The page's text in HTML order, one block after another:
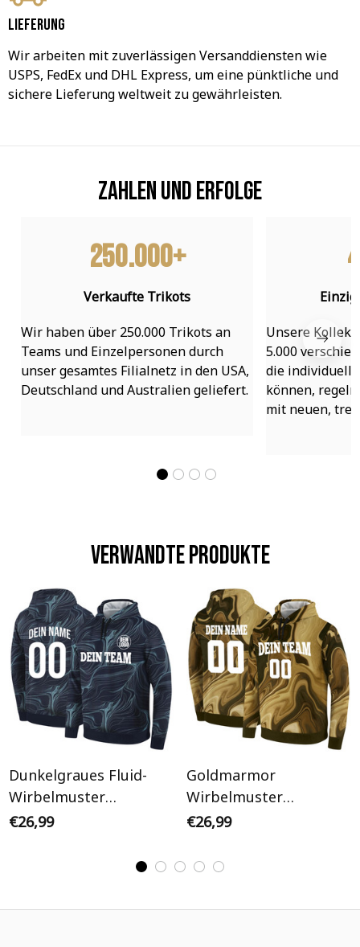
Lieferung
Wir arbeiten mit zuverlässigen Versanddiensten wie
USPS, FedEx und DHL Express, um eine pünktliche und
sichere Lieferung weltweit zu gewährleisten.
Zahlen und Erfolge
250.000+
Verkaufte Trikots
Wir haben über 250.000 Trikots an
Teams und Einzelpersonen durch
unser gesamtes Filialnetz in den USA,
Deutschland und Australien geliefert.
Unsere
5.000
die individuell
können,
mit neuen,
Verwandte Produkte
Dunkelgraues Fluid-
Wirbelmuster
Personalisiertes
€26,99
Goldmarmor
Wirbelmuster
Personalisiertes
Kapuzenpullover
€26,99